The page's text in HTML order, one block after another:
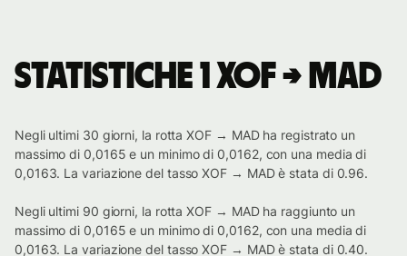
Statistiche 1 XOF → MAD
Negli ultimi 30 giorni, la rotta XOF → MAD ha registrato un
massimo di 0,0165 e un minimo di 0,0162, con una media di
0,0163. La variazione del tasso XOF → MAD è stata di 0.96.
Negli ultimi 90 giorni, la rotta XOF → MAD ha raggiunto un
massimo di 0,0165 e un minimo di 0,0162, con una media di
0,0163. La variazione del tasso XOF → MAD è stata di 0.40.